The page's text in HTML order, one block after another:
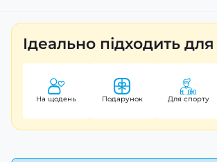
складає 12 місяців. Виготовлено в Китаї.
Ідеально підходить для
На щодень Подарунок Для спорту